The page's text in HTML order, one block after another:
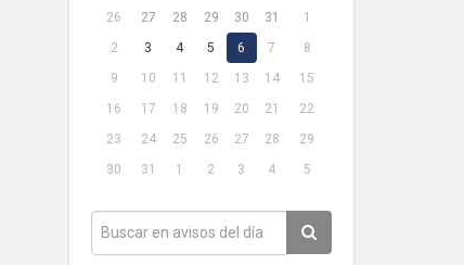
26 27 28 29 30 31
1
2
3 4 5 6 7
8
9
10 11 12 13 14
15
16
17 18 19 20 21
22
23
24 25 26 27 28
29
30
31 1 2 3 4 5